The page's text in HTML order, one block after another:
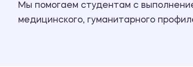
Мы помогаем студентам с
медицинского, гуманитарного